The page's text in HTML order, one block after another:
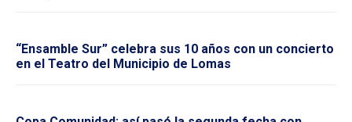
“Ensamble Sur” celebra sus 10 años con un concierto
en el Teatro del Municipio de Lomas